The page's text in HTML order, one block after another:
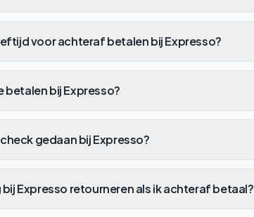
voor achteraf betalen bij Expresso?
betalen bij Expresso?
gedaan bij Expresso?
bij Expresso retourneren als ik achteraf betaal?